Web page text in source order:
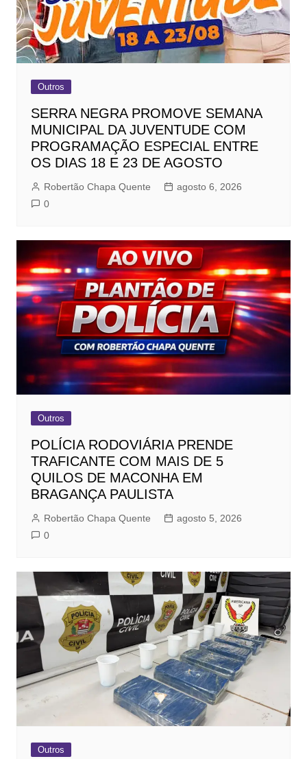
Outros
SERRA NEGRA PROMOVE SEMANA
MUNICIPAL DA JUVENTUDE COM
PROGRAMAÇÃO ESPECIAL ENTRE
OS DIAS 18 E 23 DE AGOSTO
Robertão Chapa Quente
agosto 6, 2026
0
Outros
POLÍCIA RODOVIÁRIA PRENDE
TRAFICANTE COM MAIS DE 5
QUILOS DE MACONHA EM
BRAGANÇA PAULISTA
Robertão Chapa Quente
agosto 5, 2026
0
Outros